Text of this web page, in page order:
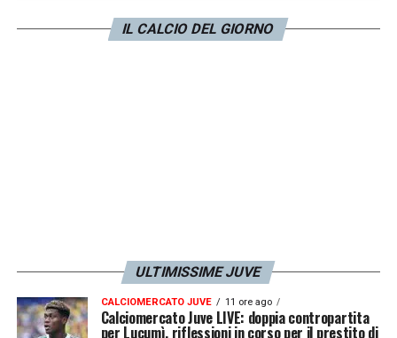
maggio 2025.
IL CALCIO DEL GIORNO
ULTIMISSIME JUVE
CALCIOMERCATO JUVE 11 ore ago
Calciomercato Juve LIVE: doppia contropartita
per Lucumì, riflessioni in corso per il prestito di